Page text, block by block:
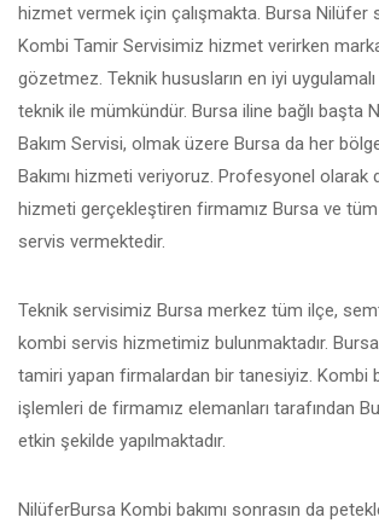
hizmet vermek için çalışmakta. Bursa Nilüfer
Kombi Tamir Servisimiz hizmet verirken
gözetmez. Teknik hususların en iyi
teknik ile mümkündür. Bursa iline bağlı başta
Bakım Servisi, olmak üzere Bursa da her
Bakımı hizmeti veriyoruz. Profesyonel olarak
hizmeti gerçekleştiren firmamız Bursa ve tüm
servis vermektedir.
Teknik servisimiz Bursa merkez tüm ilçe,
kombi servis hizmetimiz bulunmaktadır.
tamiri yapan firmalardan bir tanesiyiz. Kombi
işlemleri de firmamız elemanları tarafından
etkin şekilde yapılmaktadır.
NilüferBursa Kombi bakımı sonrasın da